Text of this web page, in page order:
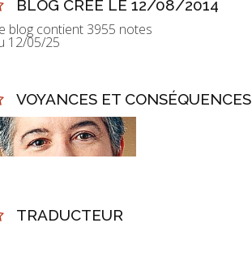
BLOG CRÉÉ LE 12/08/2014
blog contient 3955 notes
12/05/25
VOYANCES ET CONSÉQUENCES
TRADUCTEUR